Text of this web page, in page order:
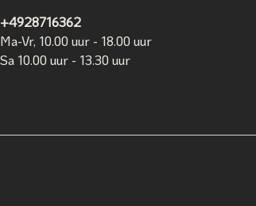
+4928716362
Ma-Vr, 10.00 uur - 18.00 uur
Sa 10.00 uur - 13.30 uur